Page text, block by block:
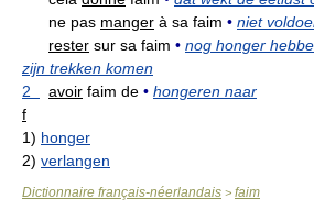
ne pas manger à sa faim • niet
rester sur sa faim • nog honger
zijn trekken komen
2
avoir faim de • hongeren naar
f
1) honger
2) verlangen
Dictionnaire français-néerlandais > faim